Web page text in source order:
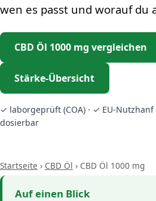
wen es passt und worauf du
CBD Öl 1000 mg vergleichen
Stärke-Übersicht
✓ laborgeprüft (COA) · ✓ EU-Nutzhanf
dosierbar
Startseite › CBD Öl › CBD Öl 1000 mg
Auf einen Blick